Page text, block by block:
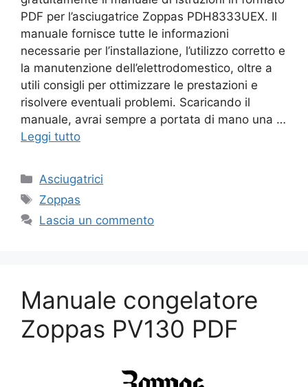
PDF per l’asciugatrice Zoppas PDH8333UEX. Il
manuale fornisce tutte le informazioni
necessarie per l’installazione, l’utilizzo corretto e
la manutenzione dell’elettrodomestico, oltre a
utili consigli per ottimizzare le prestazioni e
risolvere eventuali problemi. Scaricando il
manuale, avrai sempre a portata di mano una …
Leggi tutto
Categorie
Asciugatrici
Tag
Zoppas
Lascia un commento
Manuale congelatore
Zoppas PV130 PDF